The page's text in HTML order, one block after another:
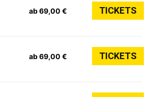
ab 69,00 € TICKETS
ab 69,00 € TICKETS